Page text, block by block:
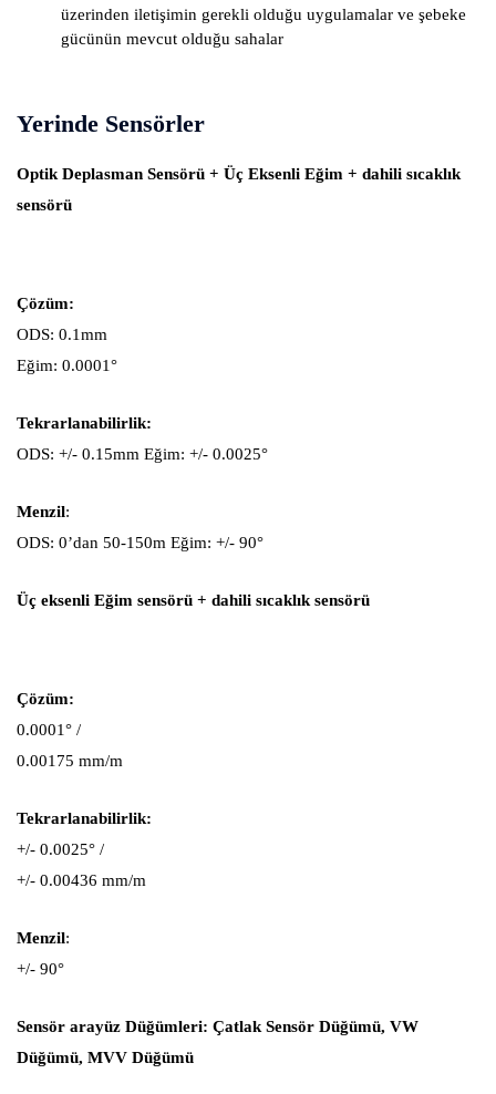
üzerinden iletişimin gerekli olduğu uygulamalar ve şebeke
gücünün mevcut olduğu sahalar
Yerinde Sensörler
Optik Deplasman Sensörü + Üç Eksenli Eğim + dahili sıcaklık
sensörü
Çözüm:
ODS: 0.1mm
Eğim: 0.0001°
Tekrarlanabilirlik:
ODS: +/- 0.15mm Eğim: +/- 0.0025°
Menzil:
ODS: 0’dan 50-150m Eğim: +/- 90°
Üç eksenli Eğim sensörü + dahili sıcaklık sensörü
Çözüm:
0.0001° /
0.00175 mm/m
Tekrarlanabilirlik:
+/- 0.0025° /
+/- 0.00436 mm/m
Menzil:
+/- 90°
Sensör arayüz Düğümleri: Çatlak Sensör Düğümü, VW
Düğümü, MVV Düğümü